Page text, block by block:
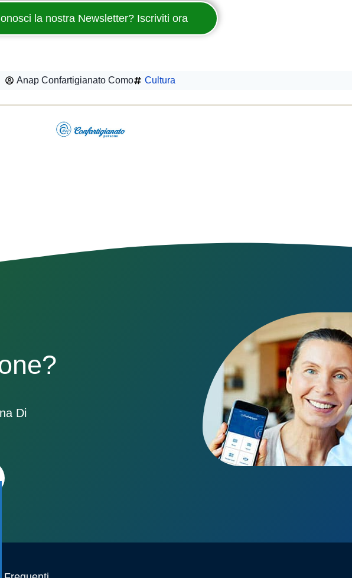
la nostra Newsletter? Iscriviti ora
Anap Confartigianato Como Cultura
Di